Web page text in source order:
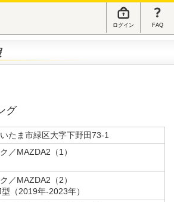
ログイン FAQ
グ
たま市緑区大字下野田73-1
／MAZDA2（1）
／MAZDA2（2）
型（2019年-2023年）